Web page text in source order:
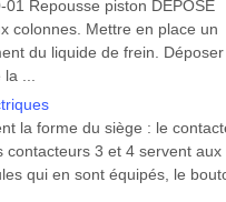
Repousse piston DEPOSE
colonnes. Mettre en place un
du liquide de frein.
...
la forme du siège : le
contacteurs 3 et 4 servent aux
qui en sont équipés, le